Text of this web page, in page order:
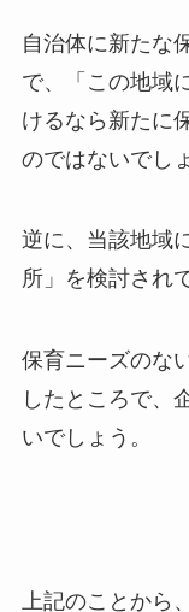
自治体に新たな
で、「この地域
けるなら新たに
のではないでし
逆に、当該地域
所」を検討され
保育ニーズのな
したところで、
いでしょう。
上記のことから